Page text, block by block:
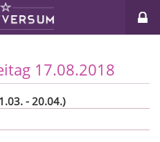
17.08.2018
- 20.04.)